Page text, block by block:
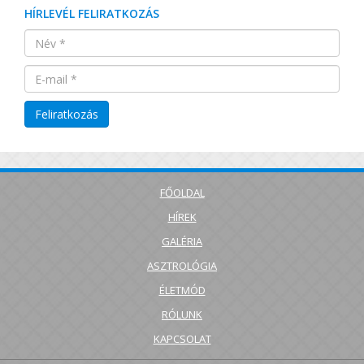
HÍRLEVÉL FELIRATKOZÁS
FŐOLDAL
HÍREK
GALÉRIA
ASZTROLÓGIA
ÉLETMÓD
RÓLUNK
KAPCSOLAT